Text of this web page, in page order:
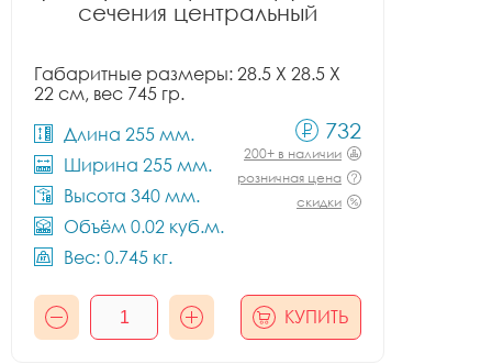
сечения центральный
Габаритные размеры: 28.5 X 28.5 X
22 см, вес 745 гр.
Длина 255 мм.
Ширина 255 мм.
Высота 340 мм.
Объём 0.02 куб.м.
Вес: 0.745 кг.
732
200+ в наличии
розничная цена
скидки
КУПИТЬ